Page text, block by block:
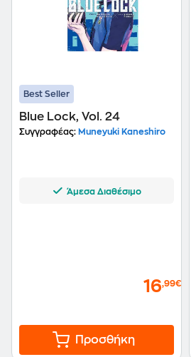
Best Seller
Blue Lock, Vol. 24
Συγγραφέας: Muneyuki Kaneshiro
Άμεσα Διαθέσιμο
16,99€
Προσθήκη